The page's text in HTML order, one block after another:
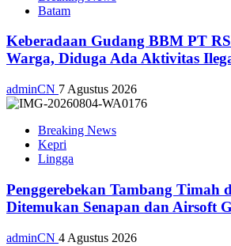
Batam
Keberadaan Gudang BBM PT
Warga, Diduga Ada Aktivitas
adminCN 7 Agustus 2026
Breaking News
Kepri
Lingga
Penggerebekan Tambang Timah
Ditemukan Senapan dan Airsoft
adminCN 4 Agustus 2026